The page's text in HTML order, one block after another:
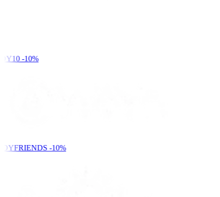
-10%
-10%